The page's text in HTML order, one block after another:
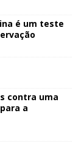
é um teste
contra uma
a